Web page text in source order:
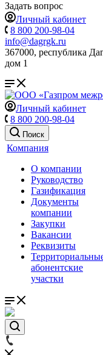
Задать вопрос
Личный кабинет
8 800 200-98-04
info@dagrgk.ru
367000, республика
дом 1
Личный кабинет
8 800 200-98-04
Поиск
Компания
О компании
Руководство
Газификация
Документы
компании
Закупки
Вакансии
Реквизиты
абонентские
участки